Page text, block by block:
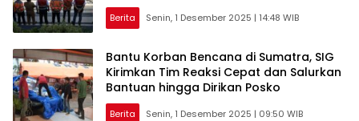
Berita Senin, 1 Desember 2025 | 14:48 WIB
Bantu Korban Bencana di Sumatra, SIG
Kirimkan Tim Reaksi Cepat dan Salurkan
Bantuan hingga Dirikan Posko
Berita Senin, 1 Desember 2025 | 09:50 WIB